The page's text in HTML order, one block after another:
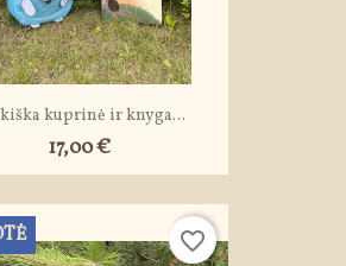
kuprinė ir knyga...
17,00 €
favorite_border